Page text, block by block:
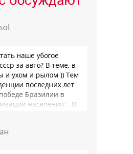
наше убогое
за авто? В теме, в
и ухом и рылом )) Тем
последних лет
Бразилии в
населения: . В